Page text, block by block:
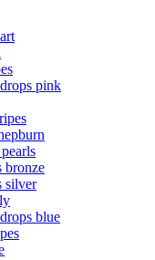
pink
bronze
silver
blue